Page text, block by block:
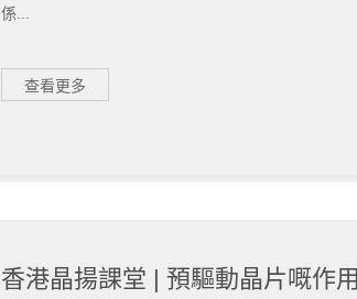
係...
查看更多
香港晶揚課堂 | 預驅動晶片嘅作用